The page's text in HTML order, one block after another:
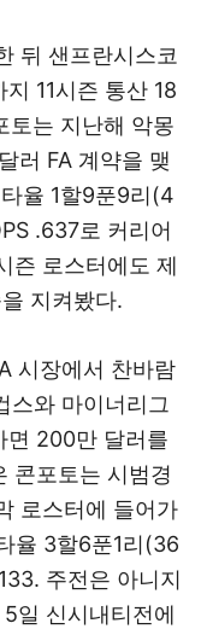
뒤 샌프란시스코
11시즌 통산 18
토는 지난해 악몽
러 FA 계약을 맺
율 1할9푼9리(4
.637로 커리어
즌 로스터에도 제
지켜봤다.
시장에서 찬바람
스와 마이너리그
면 200만 달러를
콘포토는 시범경
로스터에 들어가
율 3할6푼1리(36
주전은 아니지
일 신시내티전에